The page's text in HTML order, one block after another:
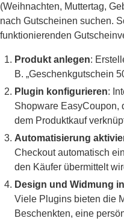
(Weihnachten, Muttertag,
nach Gutscheinen suchen.
funktionierenden
Produkt anlegen:
B. „Geschenkgutschein
Plugin konfigurieren:
Shopware EasyCoupon,
dem Produktkauf
Automatisierung
Checkout automatisch
den Käufer übermittelt
Design und Widmung
Viele Plugins bieten die
Beschenkten, eine